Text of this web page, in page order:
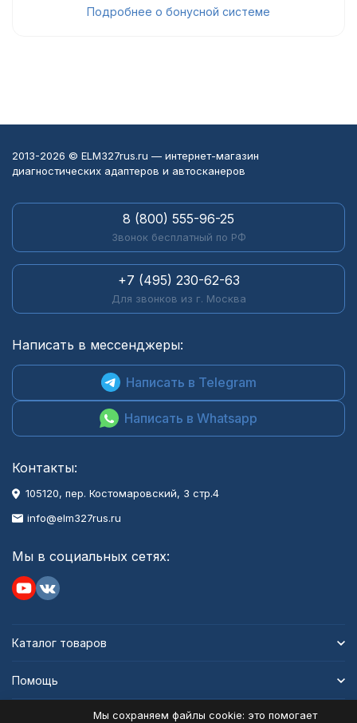
Подробнее о бонусной системе
2013-2026 © ELM327rus.ru — интернет-магазин
диагностических адаптеров и автосканеров
8 (800) 555-96-25
Звонок бесплатный по РФ
+7 (495) 230-62-63
Для звонков из г. Москва
Написать в мессенджеры:
Написать в Telegram
Написать в Whatsapp
Контакты:
105120, пер. Костомаровский, 3 стр.4
info@elm327rus.ru
Мы в социальных сетях:
Каталог товаров
Помощь
Мы сохраняем файлы cookie: это помогает